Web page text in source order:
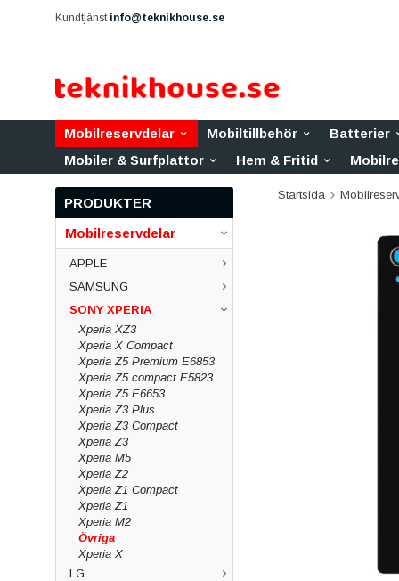
Kundtjänst info@teknikhouse.se
Mobilreservdelar Mobiltillbehör Batterier
Mobiler & Surfplattor
Hem & Fritid
PRODUKTER
Mobilreservdelar
APPLE
SAMSUNG
SONY XPERIA
Xperia XZ3
Xperia X Compact
Xperia Z5 Premium E6853
Xperia Z5 compact E5823
Xperia Z5 E6653
Xperia Z3 Plus
Xperia Z3 Compact
Xperia Z3
Xperia M5
Xperia Z2
Xperia Z1 Compact
Xperia Z1
Xperia M2
Övriga
Xperia X
LG
Startsida